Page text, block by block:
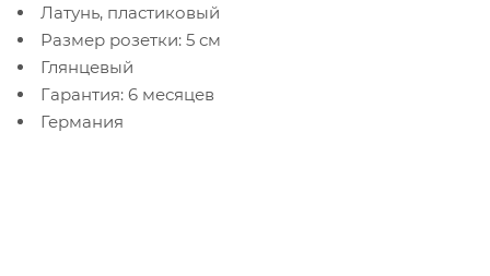
Латунь, пластиковый
Размер розетки: 5 см
Глянцевый
Гарантия: 6 месяцев
Германия